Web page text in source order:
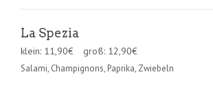
La Spezia
klein: 11,90€ groß: 12,90€
Salami, Champignons, Paprika, Zwiebeln